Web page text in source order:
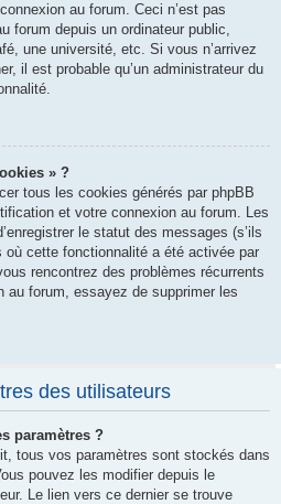
au forum. Ceci n’est pas
forum depuis un ordinateur public,
une université, etc. Si vous n’arrivez
il est probable qu’un administrateur du
» ?
tous les cookies générés par phpBB
et votre connexion au forum. Les
le statut des messages (s’ils
cette fonctionnalité a été activée par
rencontrez des problèmes récurrents
au forum, essayez de supprimer les
des utilisateurs
paramètres ?
tous vos paramètres sont stockés dans
pouvez les modifier depuis le
Le lien vers ce dernier se trouve